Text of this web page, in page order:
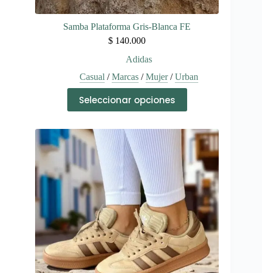
Samba Plataforma Gris-Blanca FE
$ 140.000
Adidas
Casual /Marcas/Mujer/Urban
Seleccionar opciones
producto
tiene
variantes.
Las
opciones
se
pueden
elegir
la
página
de
producto